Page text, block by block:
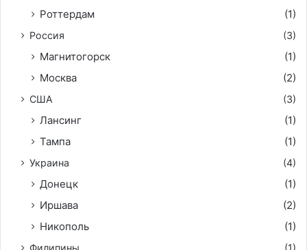
Роттердам (1)
Россия (3)
Магнитогорск
(1)
Москва
(2)
США (3)
Лансинг
(1)
Тампа
(1)
Украина (4)
Донецк
(1)
Иршава
(2)
Никополь
(1)
Филипины (1)